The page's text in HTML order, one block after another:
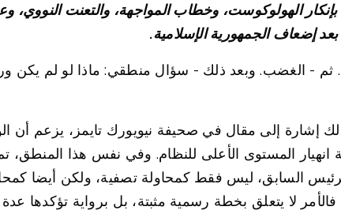
الهولوكوست، وخطاب المواجهة، والتعنت النووي،
إضعاف الجمهورية الإسلامية.
ثم - الغضب. وبعد ذلك - سؤال منطقي: ماذا لو لم يكن
إشارة إلى مقال في صحيفة نيويورك تايمز، يزعم أن
المستوى الأعلى للنظام. وفي نفس هذا
السابق، ليس فقط كمحاولة تصفية، ولكن أيضا
لا يتعلق بخطة رسمية مثبتة، بل برواية تؤكدها